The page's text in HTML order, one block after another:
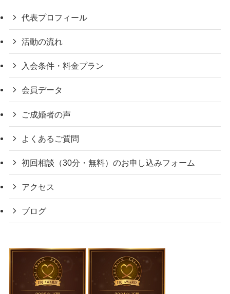
代表プロフィール
活動の流れ
入会条件・料金プラン
会員データ
ご成婚者の声
よくあるご質問
初回相談（30分・無料）のお申し込みフォーム
アクセス
ブログ